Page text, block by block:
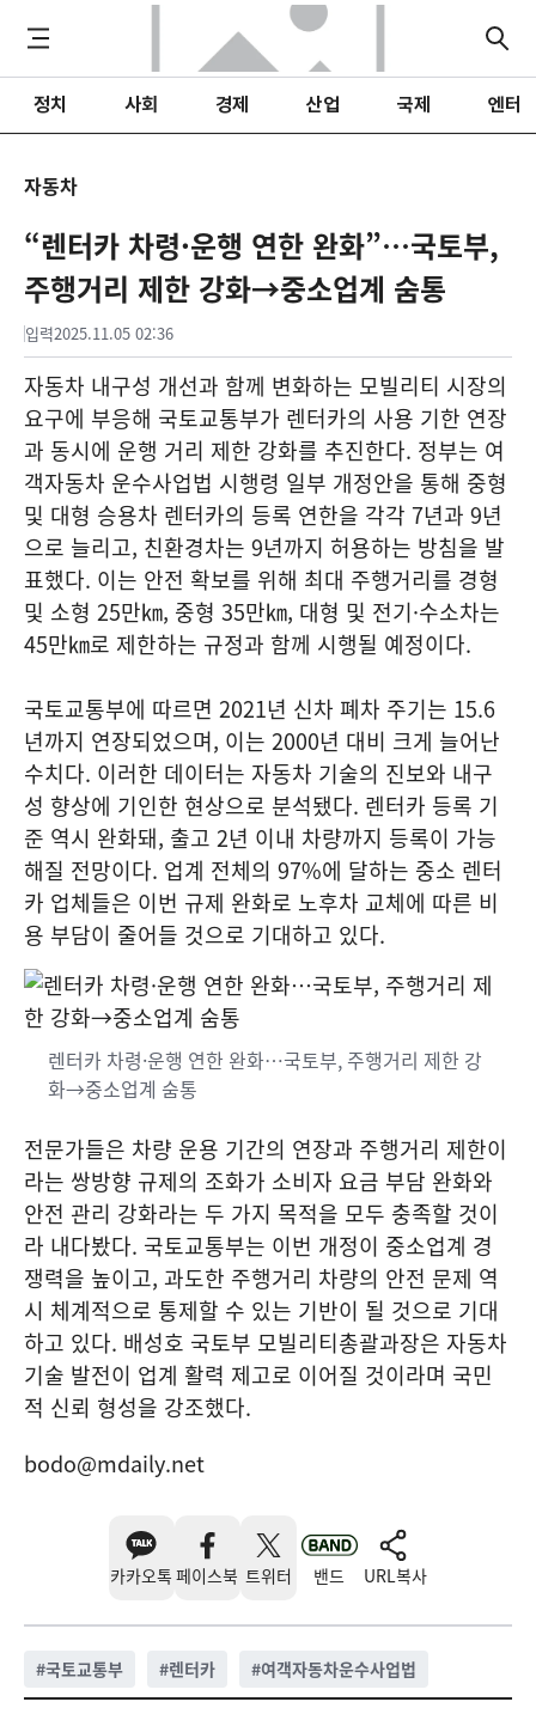
정치 사회 경제 산업 국제 엔터
자동차
“렌터카 차령·운행 연한 완화”…국토부,
주행거리 제한 강화→중소업계 숨통
입력2025.11.05 02:36
자동차 내구성 개선과 함께 변화하는 모빌리티 시장의
요구에 부응해 국토교통부가 렌터카의 사용 기한 연장
과 동시에 운행 거리 제한 강화를 추진한다. 정부는 여
객자동차 운수사업법 시행령 일부 개정안을 통해 중형
및 대형 승용차 렌터카의 등록 연한을 각각 7년과 9년
으로 늘리고, 친환경차는 9년까지 허용하는 방침을 발
표했다. 이는 안전 확보를 위해 최대 주행거리를 경형
및 소형 25만㎞, 중형 35만㎞, 대형 및 전기·수소차는
45만㎞로 제한하는 규정과 함께 시행될 예정이다.
국토교통부에 따르면 2021년 신차 폐차 주기는 15.6
년까지 연장되었으며, 이는 2000년 대비 크게 늘어난
수치다. 이러한 데이터는 자동차 기술의 진보와 내구
성 향상에 기인한 현상으로 분석됐다. 렌터카 등록 기
준 역시 완화돼, 출고 2년 이내 차량까지 등록이 가능
해질 전망이다. 업계 전체의 97%에 달하는 중소 렌터
카 업체들은 이번 규제 완화로 노후차 교체에 따른 비
용 부담이 줄어들 것으로 기대하고 있다.
렌터카 차령·운행 연한 완화…국토부, 주행거리 제한 강
화→중소업계 숨통
전문가들은 차량 운용 기간의 연장과 주행거리 제한이
라는 쌍방향 규제의 조화가 소비자 요금 부담 완화와
안전 관리 강화라는 두 가지 목적을 모두 충족할 것이
라 내다봤다. 국토교통부는 이번 개정이 중소업계 경
쟁력을 높이고, 과도한 주행거리 차량의 안전 문제 역
시 체계적으로 통제할 수 있는 기반이 될 것으로 기대
하고 있다. 배성호 국토부 모빌리티총괄과장은 자동차
기술 발전이 업계 활력 제고로 이어질 것이라며 국민
적 신뢰 형성을 강조했다.
bodo@mdaily.net
카카오톡 페이스북 트위터 밴드 URL복사
#국토교통부 #렌터카 #여객자동차운수사업법